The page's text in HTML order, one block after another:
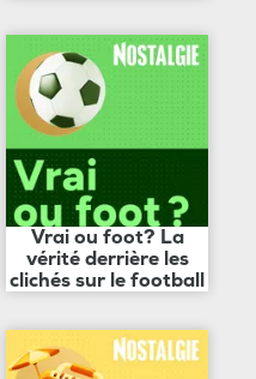
Vrai ou foot? La
vérité derrière les
clichés sur le football